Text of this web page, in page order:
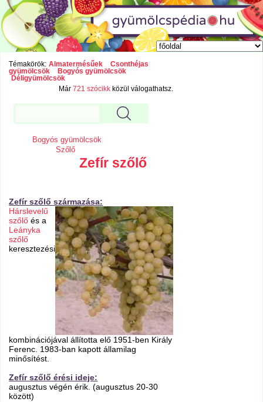
Témakörök: Almatermésűek
Csonthéjas
gyümölcsök
Bogyós gyümölcsök
Déligyümölcsök
Már721 szócikk közül válogathatsz.
Bogyós gyümölcsök
Szőlő
Zefír szőlő
Zefír szőlő származása:
Hárslevelű
szőlő és a
Leányka
szőlő
keresztezési
kombinációjával állította elő 1951-ben Király
Ferenc. 1983-ban kapott államilag
minősítést.
Zefír szőlő érési ideje:
augusztus végén érik. (augusztus 20-30
között)